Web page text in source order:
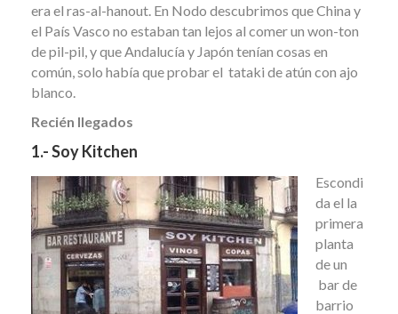
era el ras-al-hanout. En Nodo descubrimos que China y
el País Vasco no estaban tan lejos al comer un won-ton
de pil-pil, y que Andalucía y Japón tenían cosas en
común, solo había que probar el tataki de atún con ajo
blanco.
Recién llegados
1.- Soy Kitchen
Escondi
da el la
primera
planta
de un
bar de
barrio